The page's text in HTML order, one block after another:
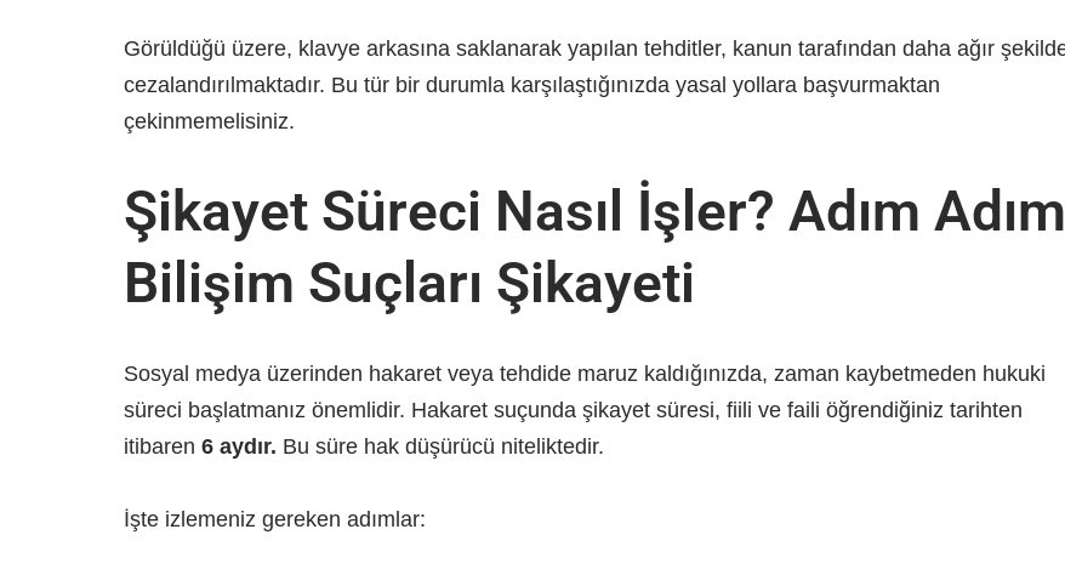
Görüldüğü üzere, klavye arkasına saklanarak yapılan tehditler, kanun tarafından daha ağır
cezalandırılmaktadır. Bu tür bir durumla karşılaştığınızda yasal yollara başvurmaktan
çekinmemelisiniz.
Şikayet Süreci Nasıl İşler? Adım Adım
Bilişim Suçları Şikayeti
Sosyal medya üzerinden hakaret veya tehdide maruz kaldığınızda, zaman kaybetmeden hukuki
süreci başlatmanız önemlidir. Hakaret suçunda şikayet süresi, fiili ve faili öğrendiğiniz tarihten
itibaren 6 aydır. Bu süre hak düşürücü niteliktedir.
İşte izlemeniz gereken adımlar: